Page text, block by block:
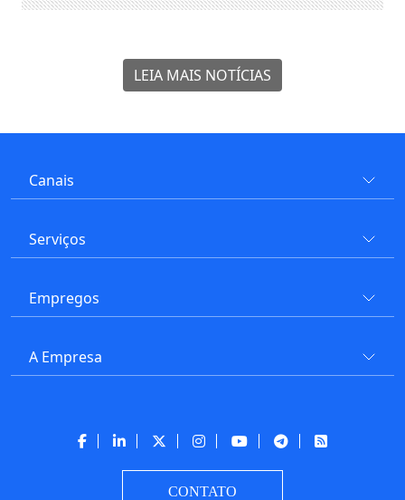
LEIA MAIS NOTÍCIAS
Canais
Serviços
Empregos
A Empresa
CONTATO